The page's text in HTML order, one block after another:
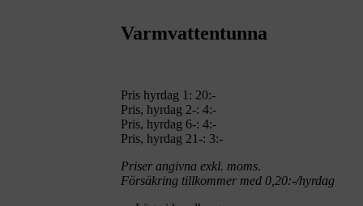
Varmvattentunna
Pris hyrdag 1: 20:-
Pris, hyrdag 2-: 4:-
Pris, hyrdag 6-: 4:-
Pris, hyrdag 21-: 3:-
Priser angivna exkl. moms.
Försäkring tillkommer med 0,20:-/hyrdag